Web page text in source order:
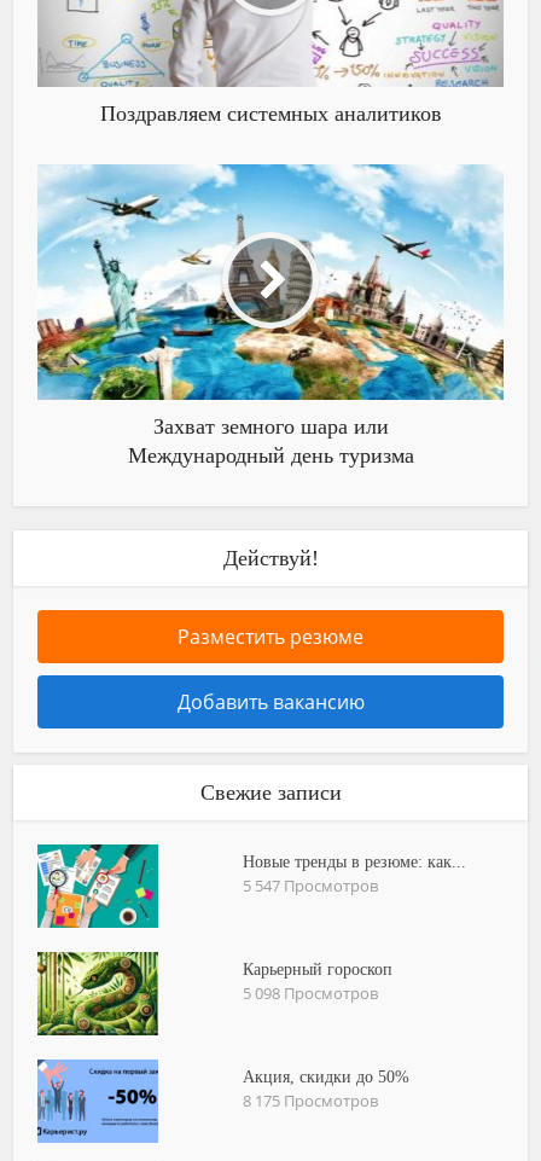
Поздравляем системных аналитиков
Захват земного шара или
Международный день туризма
Действуй!
Разместить резюме
Добавить вакансию
Свежие записи
Новые тренды в резюме: как...
5 547 Просмотров
Карьерный гороскоп
5 098 Просмотров
Акция, скидки до 50%
8 175 Просмотров